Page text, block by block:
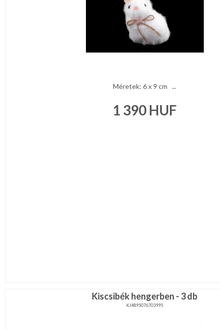
Méretek: 6 x 9 cm ...
1 390 HUF
Kiscsibék hengerben - 3 db
KJ4895076703995